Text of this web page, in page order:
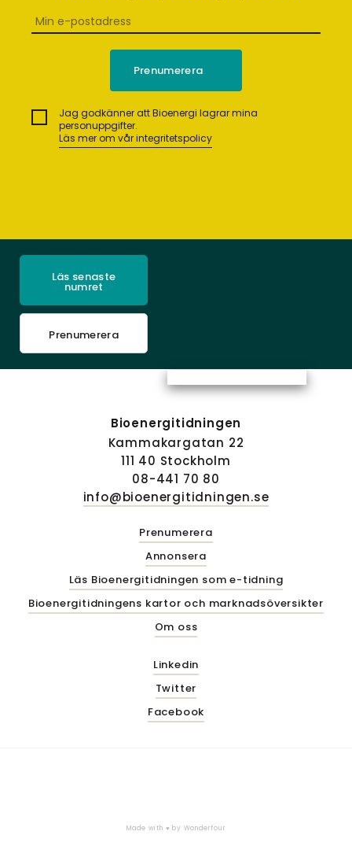
Jag godkänner att Bioenergi lagrar mina
personuppgifter.
Läs mer om vår integritetspolicy
Läs senaste
numret
Prenumerera
Bioenergitidningen
Kammakargatan 22
111 40 Stockholm
08-441 70 80
info@bioenergitidningen.se
Prenumerera
Annonsera
Läs Bioenergitidningen som e-tidning
Bioenergitidningens kartor och marknadsöversikter
Om oss
Linkedin
Twitter
Facebook
Made with ♥ by Wonderfour